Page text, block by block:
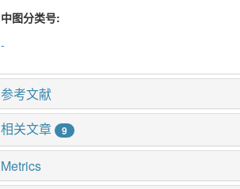
中图分类号:
-
参考文献
相关文章
9
Metrics